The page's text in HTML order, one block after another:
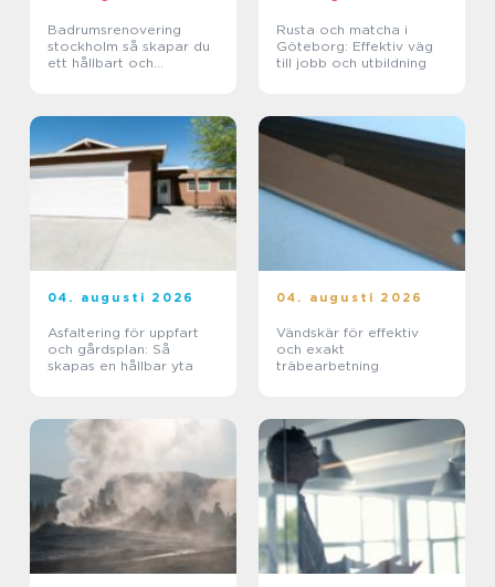
Badrumsrenovering
stockholm så skapar du
ett hållbart och
Rusta och matcha i
Göteborg: Effektiv väg
till jobb och utbildning
04. augusti 2026
Asfaltering för uppfart
och gårdsplan: Så
skapas en hållbar yta
04. augusti 2026
Vändskär för effektiv
och exakt
träbearbetning